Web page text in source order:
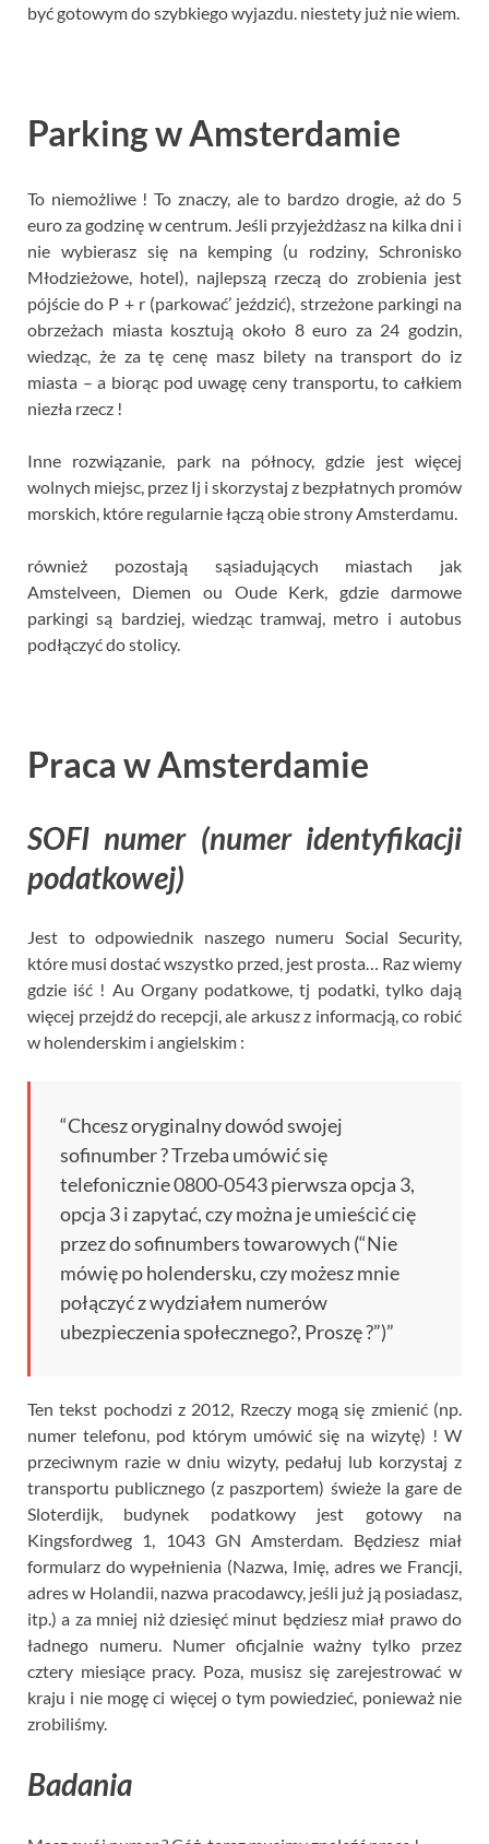
być gotowym do szybkiego wyjazdu. niestety już nie wiem.
Parking w Amsterdamie
To niemożliwe ! To znaczy, ale to bardzo drogie, aż do 5
euro za godzinę w centrum. Jeśli przyjeżdżasz na kilka dni i
nie wybierasz się na kemping (u rodziny, Schronisko
Młodzieżowe, hotel), najlepszą rzeczą do zrobienia jest
pójście do P + r (parkować’ jeździć), strzeżone parkingi na
obrzeżach miasta kosztują około 8 euro za 24 godzin,
wiedząc, że za tę cenę masz bilety na transport do iz
miasta – a biorąc pod uwagę ceny transportu, to całkiem
niezła rzecz !
Inne rozwiązanie, park na północy, gdzie jest więcej
wolnych miejsc, przez Ij i skorzystaj z bezpłatnych promów
morskich, które regularnie łączą obie strony Amsterdamu.
również pozostają sąsiadujących miastach jak
Amstelveen, Diemen ou Oude Kerk, gdzie darmowe
parkingi są bardziej, wiedząc tramwaj, metro i autobus
podłączyć do stolicy.
Praca w Amsterdamie
SOFI numer (numer identyfikacji
podatkowej)
Jest to odpowiednik naszego numeru Social Security,
które musi dostać wszystko przed, jest prosta… Raz wiemy
gdzie iść ! Au Organy podatkowe, tj podatki, tylko dają
więcej przejdź do recepcji, ale arkusz z informacją, co robić
w holenderskim i angielskim :
“Chcesz oryginalny dowód swojej
sofinumber ? Trzeba umówić się
telefonicznie 0800-0543 pierwsza opcja 3,
opcja 3 i zapytać, czy można je umieścić cię
przez do sofinumbers towarowych (“Nie
mówię po holendersku, czy możesz mnie
połączyć z wydziałem numerów
ubezpieczenia społecznego?, Proszę ?”)”
Ten tekst pochodzi z 2012, Rzeczy mogą się zmienić (np.
numer telefonu, pod którym umówić się na wizytę) ! W
przeciwnym razie w dniu wizyty, pedałuj lub korzystaj z
transportu publicznego (z paszportem) świeże la gare de
Sloterdijk, budynek podatkowy jest gotowy na
Kingsfordweg 1, 1043 GN Amsterdam. Będziesz miał
formularz do wypełnienia (Nazwa, Imię, adres we Francji,
adres w Holandii, nazwa pracodawcy, jeśli już ją posiadasz,
itp.) a za mniej niż dziesięć minut będziesz miał prawo do
ładnego numeru. Numer oficjalnie ważny tylko przez
cztery miesiące pracy. Poza, musisz się zarejestrować w
kraju i nie mogę ci więcej o tym powiedzieć, ponieważ nie
zrobiliśmy.
Badania